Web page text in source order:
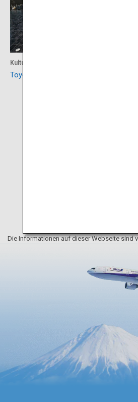
Kultur
Toyota-Automobilmuseum
Die Informationen auf dieser Webseite sind